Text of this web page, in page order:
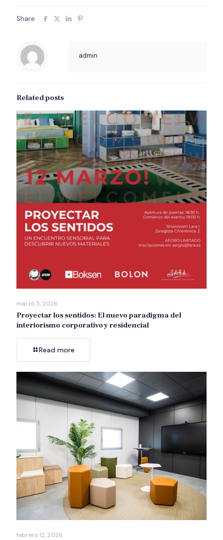
Share
admin
Related posts
marzo 5, 2026
Proyectar los sentidos: El nuevo paradigma del
interiorismo corporativo y residencial
Read more
febrero 12, 2026